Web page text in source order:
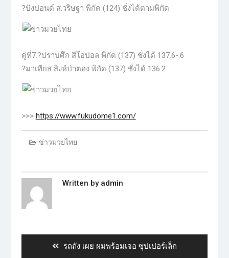
?ปังปอนด์ ส.วริษฐา พิกัด (124) ชั่งได้ตามพิกัด
คู่ที่7.?ปราบศึก สีโอปอล พิกัด (137) ชั่งได้ 137.6-.6
?มาเทียส สิงห์ป่าตอง พิกัด (137) ชั่งได้ 136.2
>>> https://www.fukudome1.com/
ข่าวมวยไทย
Written by admin
รถถัง เผย ผมพร้อมเจอ ซุปเปอร์เล็ก